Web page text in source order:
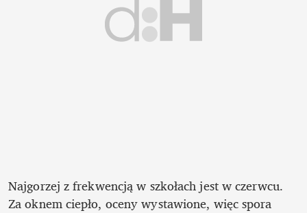
Najgorzej z frekwencją w szkołach jest w czerwcu.
Za oknem ciepło, oceny wystawione, więc spora